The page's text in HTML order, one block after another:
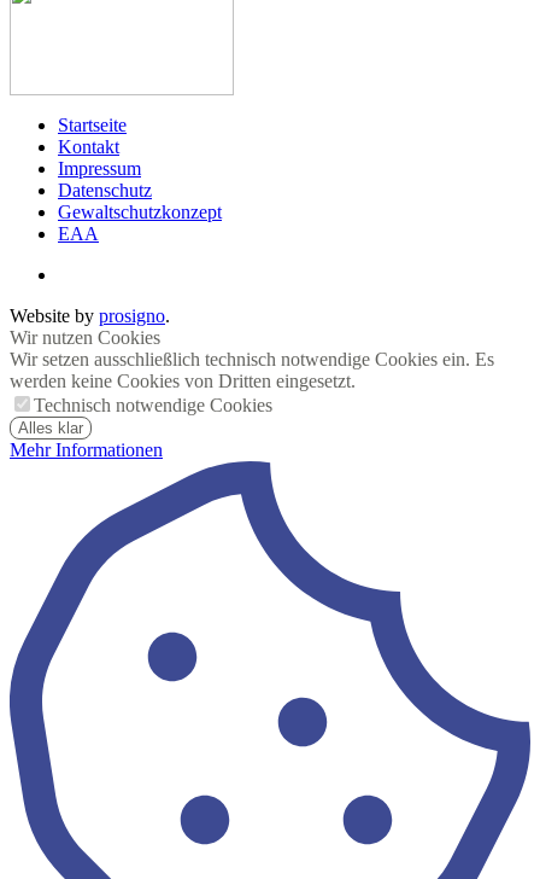
Startseite
Kontakt
Impressum
Datenschutz
Gewaltschutzkonzept
EAA
Website by prosigno.
Wir nutzen Cookies
Wir setzen ausschließlich technisch notwendige Cookies ein. Es
werden keine Cookies von Dritten eingesetzt.
Technisch notwendige Cookies
Alles klar
Mehr Informationen